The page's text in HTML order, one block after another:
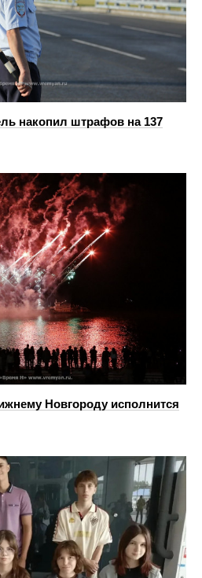
накопил штрафов на 137
Новгороду исполнится